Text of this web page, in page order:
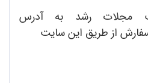
از طریق این سایت